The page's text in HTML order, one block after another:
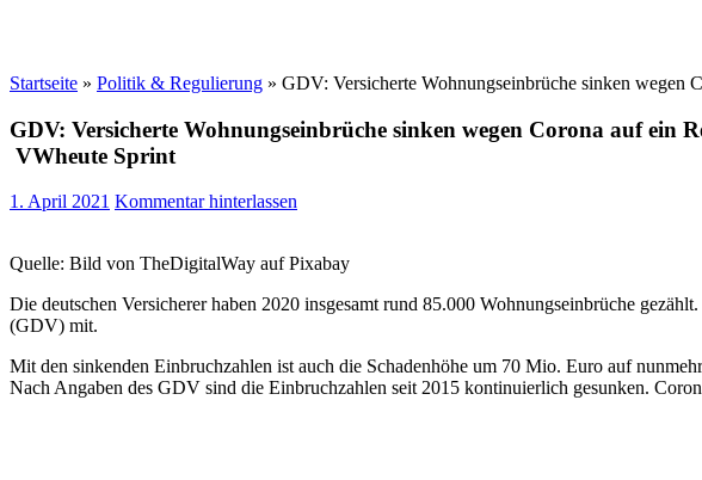
Startseite » Politik & Regulierung » GDV: Versicherte Wohnungseinbrüche sinken wegen
GDV: Versicherte Wohnungseinbrüche sinken wegen Corona auf ein
VWheute Sprint
1. April 2021 Kommentar hinterlassen
Quelle: Bild von TheDigitalWay auf Pixabay
Die deutschen Versicherer haben 2020 insgesamt rund 85.000 Wohnungseinbrüche
(GDV) mit.
Mit den sinkenden Einbruchzahlen ist auch die Schadenhöhe um 70 Mio. Euro auf
Nach Angaben des GDV sind die Einbruchzahlen seit 2015 kontinuierlich gesunken.